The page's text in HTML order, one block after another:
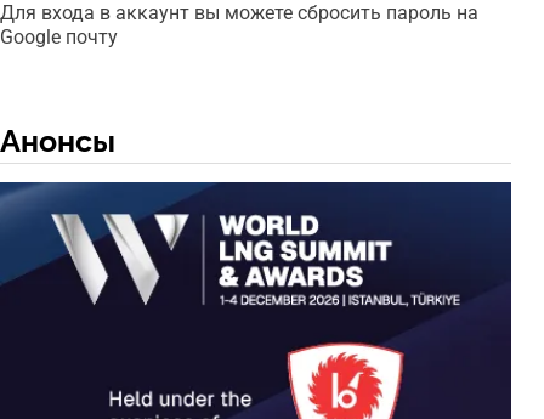
Для входа в аккаунт вы можете сбросить пароль на
Google почту
Анонсы